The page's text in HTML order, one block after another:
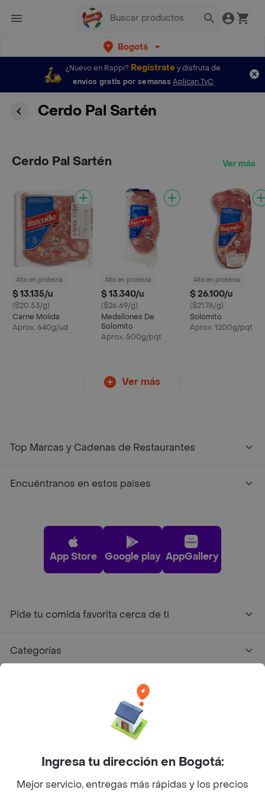
Bogotá
¿Nuevo en Rappi? Regístratey disfruta de
envíos gratis por semanas Aplican TyC
Cerdo Pal Sartén
Cerdo Pal Sartén Ver más
Alto en proteina
$ 13.135/u
($20.53/g)
Carne Molida
Aprox. 640g/ud
Alto en proteina
$ 13.340/u
($26.69/g)
Medallones De
Solomito
Aprox. 500g/pqt
Alto en proteina
$ 26.100/u
($21.76/g)
Solomito
Aprox. 1200g/pqt
Ver más
Top Marcas y Cadenas de Restaurantes
Encuéntranos en estos países
App Store Google play AppGallery
Pide tu comida favorita cerca de ti
Categorías
Facebook
Twitter
Instagram
©2026Rappi Inc. All rights reserved.
Ingresa tu dirección en Bogotá:
Mejor servicio, entregas más rápidas y los precios